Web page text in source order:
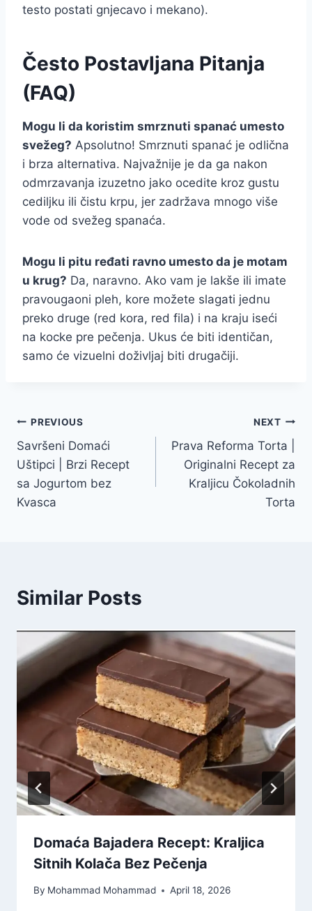
testo postati gnjecavo i mekano).
Često Postavljana Pitanja
(FAQ)
Mogu li da koristim smrznuti spanać umesto
svežeg? Apsolutno! Smrznuti spanać je odlična
i brza alternativa. Najvažnije je da ga nakon
odmrzavanja izuzetno jako ocedite kroz gustu
cediljku ili čistu krpu, jer zadržava mnogo više
vode od svežeg spanaća.
Mogu li pitu ređati ravno umesto da je motam
u krug? Da, naravno. Ako vam je lakše ili imate
pravougaoni pleh, kore možete slagati jednu
preko druge (red kora, red fila) i na kraju iseći
na kocke pre pečenja. Ukus će biti identičan,
samo će vizuelni doživljaj biti drugačiji.
Post
navigation
PREVIOUS
Savršeni Domaći
Uštipci | Brzi Recept
sa Jogurtom bez
Kvasca
NEXT
Prava Reforma Torta |
Originalni Recept za
Kraljicu Čokoladnih
Torta
Similar Posts
Domaća Bajadera Recept: Kraljica
Sitnih Kolača Bez Pečenja
By Mohammad Mohammad April 18, 2026